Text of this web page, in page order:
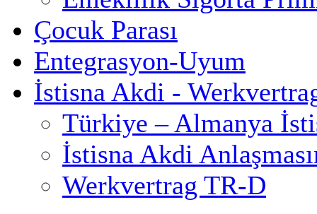
Çocuk Parası
Entegrasyon-Uyum
İstisna Akdi -
Türkiye – Almanya
İstisna Akdi
Werkvertrag TR-D